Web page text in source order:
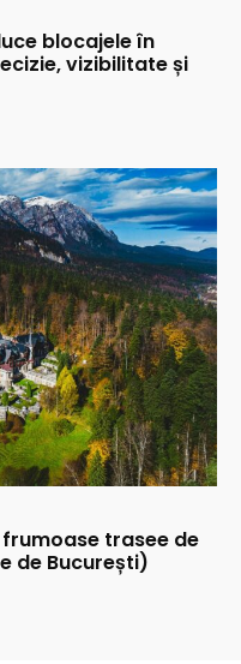
blocajele în
vizibilitate și
trasee de
de București)